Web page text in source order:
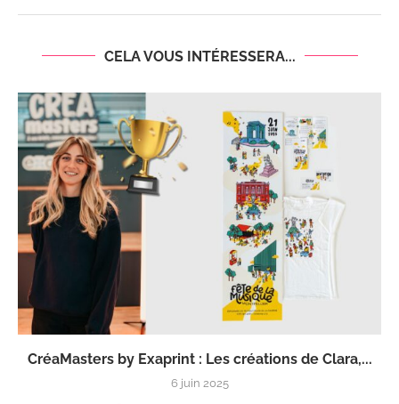
CELA VOUS INTÉRESSERA...
CréaMasters by Exaprint : Les créations de Clara,...
6 juin 2025